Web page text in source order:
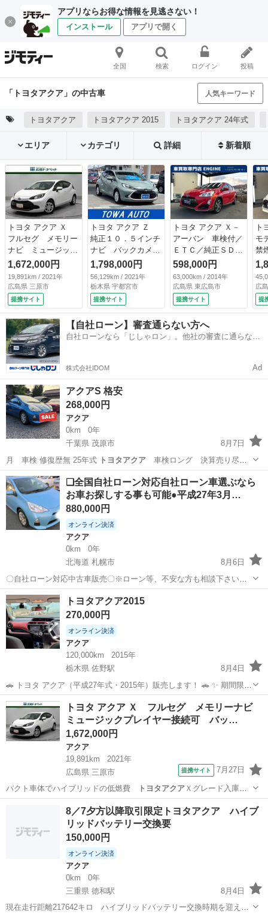
アプリならお得な情報を見逃さない！
インストール アプリで開く
全国 検索 ログイン 投稿
「トヨタアクア」の中古車 人気キーワード
トヨタアクア トヨタアクア 2015 トヨタアクア 24年式
エリア カテゴリ 詳細 新着順
トヨタ アクア Ｘ
フルセグ メモリー
ナビ ミュージック
プレイヤー接続可
バックカメラ 衝突
被害軽減システム
ＥＴＣ ドラレコ
ＬＥＤヘッドラン
プ ワンオーナー
（車検整備付）
1,672,000円
19,891km / 2021年
広島県 三原市
提携サイト
トヨタ アクア Ｚ
純正１０．５インチ
ナビ バックカメ
ラ ドライブレコー
ダー レーダーブレ
ーキ ＤＶＤプレー
ヤー Ｂｌｕｅｔｏ
ｏｔｈ 純正アルミ
ホィール ＥＴＣ
オートマティックハ
イビーム スマート
1,798,000円
56,129km / 2021年
栃木県 宇都宮市
提携サイト
トヨタ アクア Ｘ－
アーバン 車検付／
ＥＴＣ／純正ＳＤナ
ビ（ＮＳＺＴ－Ｙ６
４Ｔ）／バックカメ
ラ／Ｂｌｕｅｔｏｏ
ｔｈ／ＴＶ／ＤＶＤ
／ＣＤ／ＳＤ／電動
格納ミラー／オート
ライト／ハーフレザ
ーシート／純正１６
598,000円
63,000km / 2014年
広島県 東広島市
提携サイト
ト
モ
禁
０
純
デ
ラ
ｔ
ー
8.9
広
提
【自社ローン】審査通らない方へ
自社ローンなら「じしゃロン」。他社の審査に通らなか
株式会社IDOM Ad
アクアS 格安
268,000円
アクア
0km
0年
千葉県 茂原市
8月7日
月 車検 修復歴無 25年式
トヨタアクア車検ロング 決算売り尽く
し 名…
千葉 茂原市 アクア
❑全国自社ローン対応自社ローン車選ぶなら
お車お探しする事も可能●平成27年3月…
880,000円
オンライン決済
アクア
0km
0年
北海道 札幌市
8月6日
〇自社ローン対応中古車販売〇※ローン等、不安な方も相談下さい※
☆どなたでもローン対応可能☆ １、勤続年数の短い方
や自営業の方 ２、パートをされる主婦の方や派遣社員の方 ３、自己破
産等をされた方や...
北海道 札幌市 アクア
トヨタアクア2015
270,000円
オンライン決済
アクア
120,000km
2015年
栃木県 佐野駅
8月4日
🚗 トヨタ アクア（平成27年式・2015年）販売します！ 🚗 ✨ 期間限定
値下げ！ 通常価格 32万円 → 27万円！！ 車種：トヨタ アクア 年式：
平成27年（2015年） 走行距離：約120,000km ボディカラー...
栃木 佐野市 佐野駅 トヨタアクア
トヨタ アクア Ｘ フルセグ メモリーナビ
ミュージックプレイヤー接続可 バッ…
1,672,000円
アクア
19,891km
2021年
広島県 三原市
提携サイト 7月27日
パクト車体でハイブリッドの低燃費 トヨタアクアＸグレード入庫し
ました ■ 修復歴…
アクア
8／7夕方以降取引限定トヨタアクア ハイブ
リッドバッテリー交換要
150,000円
オンライン決済
アクア
0km
0年
三重県 徳和駅
8月4日
現在走行距離217642キロ ハイブリッドバッテリー交換時期を迎えて